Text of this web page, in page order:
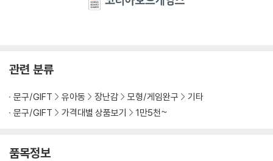
관련 분류
문구/GIFT 유아동 장난감 모형/게임완구
기타
문구/GIFT
가격대별 상품보기 1만5천~
품목정보